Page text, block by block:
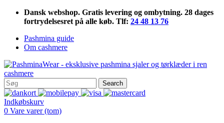
Dansk webshop. Gratis levering og ombytning. 28 dages
fortrydelsesret på alle køb. Tlf: 24 48 13 76
Pashmina guide
Om cashmere
Search
Indkøbskurv
0 Vare varer (tom)